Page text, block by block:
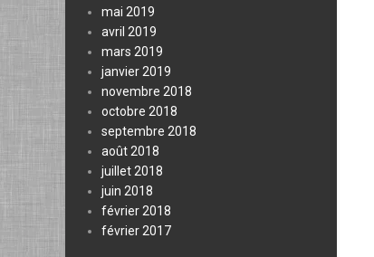
mai 2019
avril 2019
mars 2019
janvier 2019
novembre 2018
octobre 2018
septembre 2018
août 2018
juillet 2018
juin 2018
février 2018
février 2017